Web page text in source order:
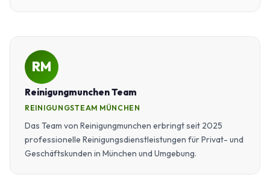
RM
Reinigungmunchen Team
REINIGUNGSTEAM MÜNCHEN
Das Team von Reinigungmunchen erbringt seit 2025
professionelle Reinigungsdienstleistungen für Privat- und
Geschäftskunden in München und Umgebung.